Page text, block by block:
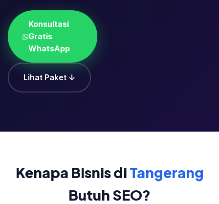
Konsultasi
Gratis
WhatsApp
Lihat Paket ↓
Kenapa Bisnis diTangerang
Butuh SEO?